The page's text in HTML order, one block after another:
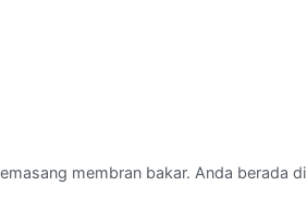
membran bakar. Anda berada di